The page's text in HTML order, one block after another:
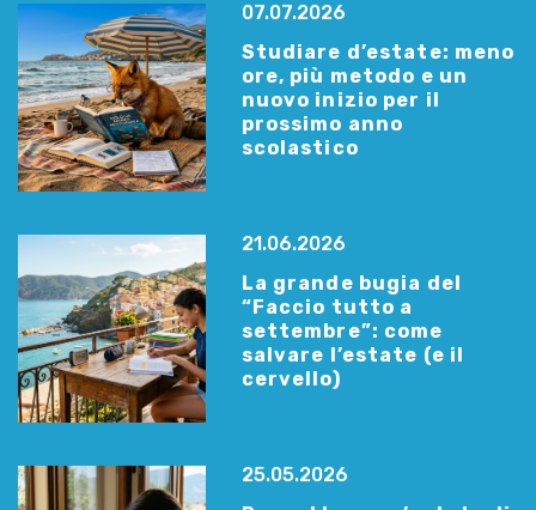
07.07.2026
Studiare d’estate: meno
ore, più metodo e un
nuovo inizio per il
prossimo anno
scolastico
21.06.2026
La grande bugia del
“Faccio tutto a
settembre”: come
salvare l’estate (e il
cervello)
25.05.2026